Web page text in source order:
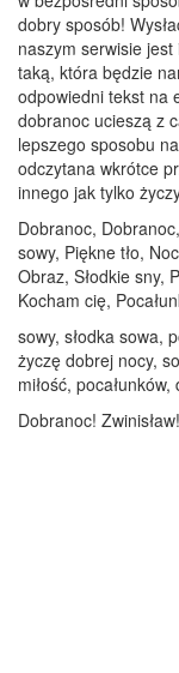
dobry sposób!
naszym serwisie
taką, która będzie
odpowiedni tekst na
dobranoc ucieszą z
lepszego sposobu
odczytana wkrótce
innego jak tylko
Dobranoc,
sowy, Piękne tło,
Obraz, Słodkie sny,
Kocham cię,
sowy, słodka sowa,
życzę dobrej nocy,
miłość,
Dobranoc! Zwinisław!